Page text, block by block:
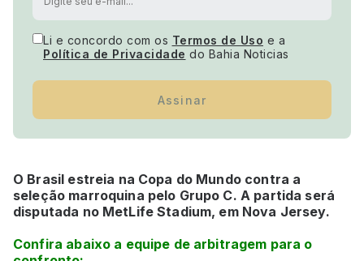
Li e concordo com os Termos de Uso e a
Política de Privacidade do Bahia Noticias
Assinar
O Brasil estreia na Copa do Mundo contra a
seleção marroquina pelo Grupo C. A partida será
disputada no MetLife Stadium, em Nova Jersey.
Confira abaixo a equipe de arbitragem para o